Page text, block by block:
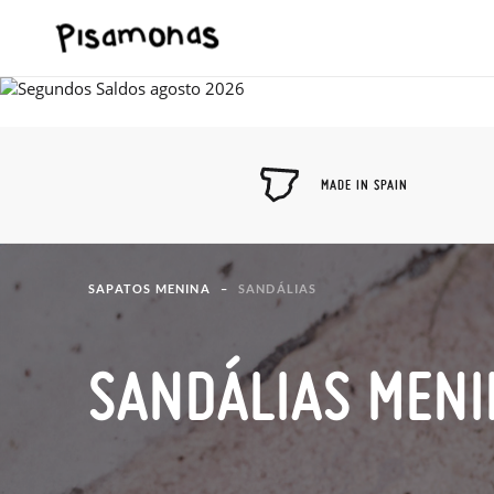
MADE IN SPAIN
SAPATOS MENINA SANDÁLIAS
SANDÁLIAS